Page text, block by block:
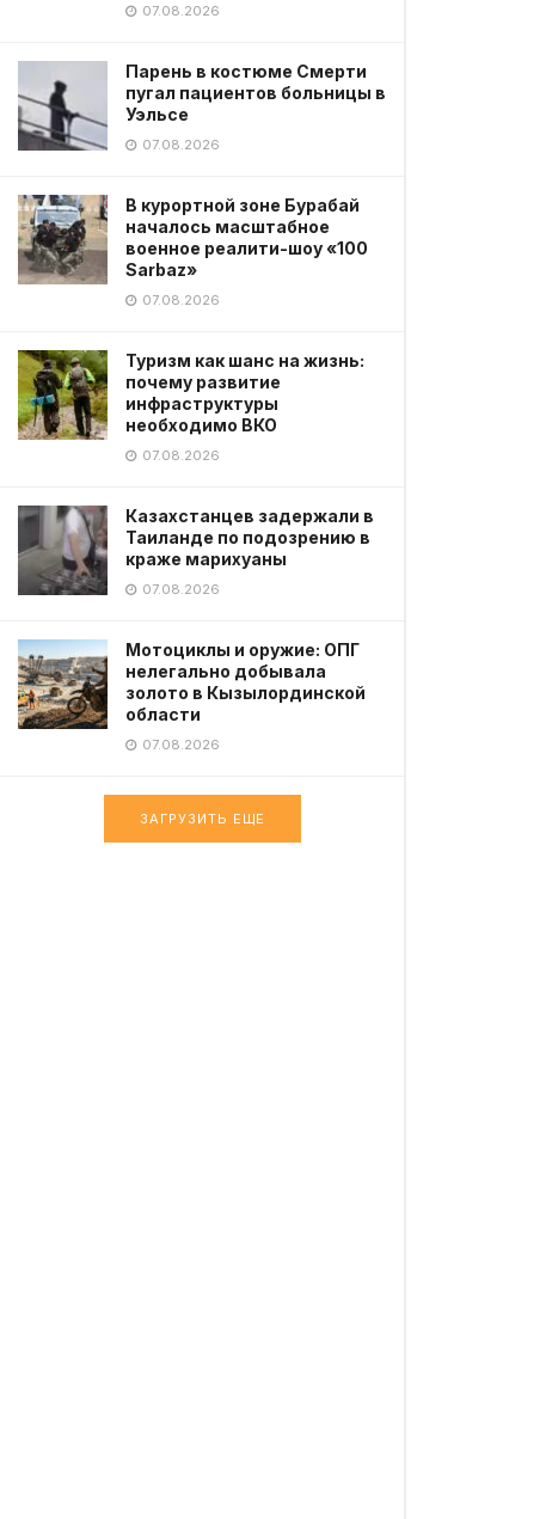
07.08.2026
Парень в костюме Смерти
пугал пациентов больницы в
Уэльсе
07.08.2026
В курортной зоне Бурабай
началось масштабное
военное реалити-шоу «100
Sarbaz»
07.08.2026
Туризм как шанс на жизнь:
почему развитие
инфраструктуры
необходимо ВКО
07.08.2026
Казахстанцев задержали в
Таиланде по подозрению в
краже марихуаны
07.08.2026
Мотоциклы и оружие: ОПГ
нелегально добывала
золото в Кызылординской
области
07.08.2026
ЗАГРУЗИТЬ ЕЩЕ